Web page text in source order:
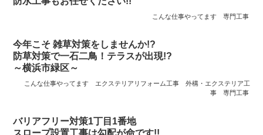
こんな仕事やってます 専門工事
今年こそ 雑草対策をしませんか!?
防草対策で一石二鳥！テラスが出現!?
～横浜市緑区～
こんな仕事やってます エクステリアリフォーム工事
外構・エクステリア工
事
専門工事
バリアフリー対策1丁目1番地
スロープ設置工事は勾配が命です!!